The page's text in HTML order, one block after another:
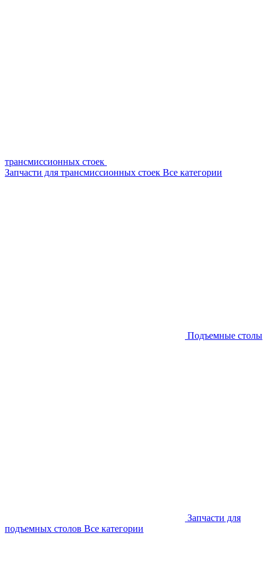
трансмиссионных стоек
Запчасти для трансмиссионных стоек Все категории
Подъемные столы
Запчасти для
подъемных столов Все категории